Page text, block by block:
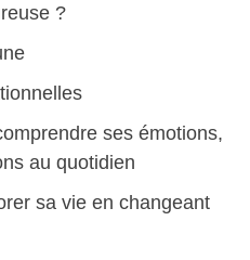
?
ses émotions,
au quotidien
sa vie en changeant